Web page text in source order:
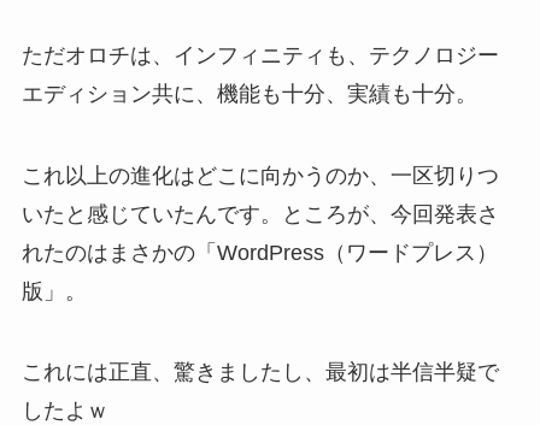
ただオロチは、インフィニティも、テクノロジー
エディション共に、機能も十分、実績も十分。
これ以上の進化はどこに向かうのか、一区切りつ
いたと感じていたんです。ところが、今回発表さ
れたのはまさかの「WordPress（ワードプレス）
版」。
これには正直、驚きましたし、最初は半信半疑で
したよｗ